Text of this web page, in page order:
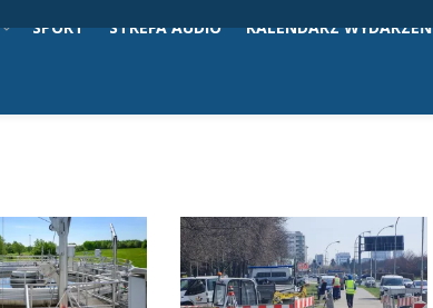
SPORT STREFA AUDIO KALENDARZ WYDARZEŃ